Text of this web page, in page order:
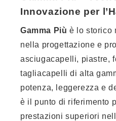
Innovazione per
Gamma Più è lo storico
nella progettazione e
asciugacapelli, piastre,
tagliacapelli di alta
potenza, leggerezza e
è il punto di riferimento
prestazioni superiori